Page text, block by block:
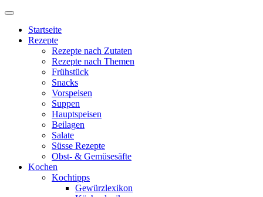
Startseite
Rezepte
Rezepte nach Zutaten
Rezepte nach Themen
Frühstück
Snacks
Vorspeisen
Suppen
Hauptspeisen
Beilagen
Salate
Süsse Rezepte
Obst- & Gemüsesäfte
Kochen
Kochtipps
Gewürzlexikon